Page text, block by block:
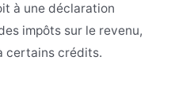
à une déclaration
impôts sur le revenu,
certains crédits.